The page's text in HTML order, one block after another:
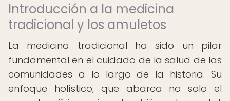
Introducción a la medicina
tradicional y los amuletos
La medicina tradicional ha sido un pilar
fundamental en el cuidado de la salud de las
comunidades a lo largo de la historia. Su
enfoque holístico, que abarca no solo el